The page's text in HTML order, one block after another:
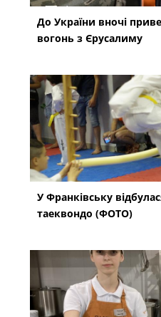
До України вночі
вогонь з Єрусалиму
У Франківську
таеквондо (ФОТО)